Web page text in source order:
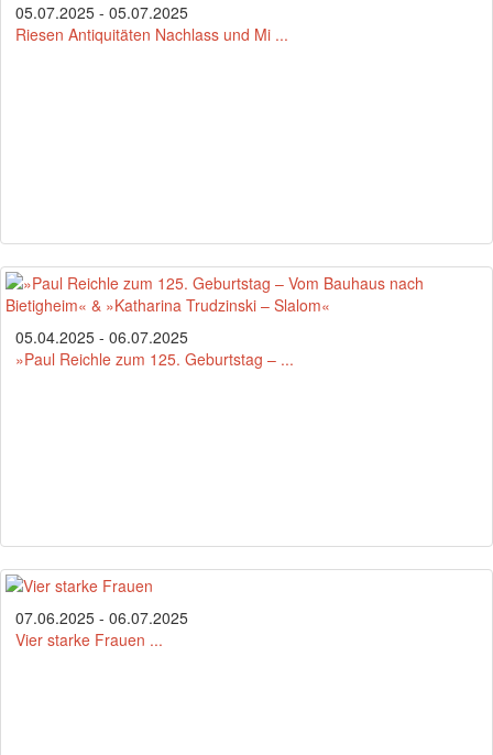
05.07.2025 - 05.07.2025
Riesen Antiquitäten Nachlass und Mi ...
05.04.2025 - 06.07.2025
»Paul Reichle zum 125. Geburtstag – ...
07.06.2025 - 06.07.2025
Vier starke Frauen ...